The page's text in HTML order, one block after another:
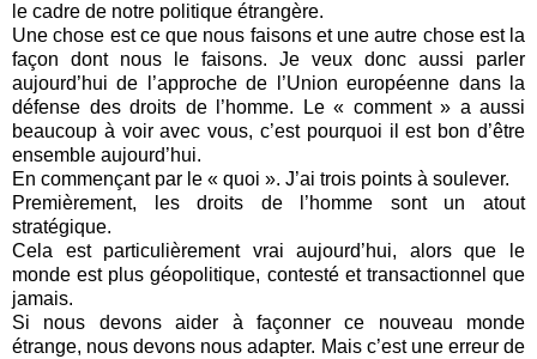
le cadre de notre politique étrangère.
Une chose est ce que nous faisons et une autre chose est la
façon dont nous le faisons. Je veux donc aussi parler
aujourd’hui de l’approche de l’Union européenne dans la
défense des droits de l’homme. Le « comment » a aussi
beaucoup à voir avec vous, c’est pourquoi il est bon d’être
ensemble aujourd’hui.
En commençant par le « quoi ». J’ai trois points à soulever.
Premièrement, les droits de l’homme sont un atout
stratégique.
Cela est particulièrement vrai aujourd’hui, alors que le
monde est plus géopolitique, contesté et transactionnel que
jamais.
Si nous devons aider à façonner ce nouveau monde
étrange, nous devons nous adapter. Mais c’est une erreur de